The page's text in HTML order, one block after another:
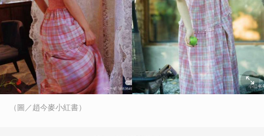
（圖／趙今麥小紅書）